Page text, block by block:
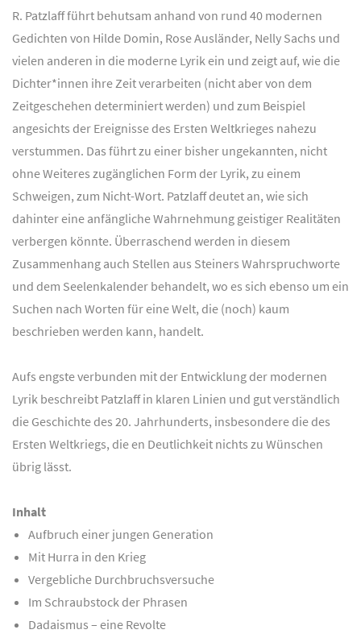
R. Patzlaff führt behutsam anhand von rund 40 modernen
Gedichten von Hilde Domin, Rose Ausländer, Nelly Sachs und
vielen anderen in die moderne Lyrik ein und zeigt auf, wie die
Dichter*innen ihre Zeit verarbeiten (nicht aber von dem
Zeitgeschehen determiniert werden) und zum Beispiel
angesichts der Ereignisse des Ersten Weltkrieges nahezu
verstummen. Das führt zu einer bisher ungekannten, nicht
ohne Weiteres zugänglichen Form der Lyrik, zu einem
Schweigen, zum Nicht-Wort. Patzlaff deutet an, wie sich
dahinter eine anfängliche Wahrnehmung geistiger Realitäten
verbergen könnte. Überraschend werden in diesem
Zusammenhang auch Stellen aus Steiners Wahrspruchworte
und dem Seelenkalender behandelt, wo es sich ebenso um ein
Suchen nach Worten für eine Welt, die (noch) kaum
beschrieben werden kann, handelt.
Aufs engste verbunden mit der Entwicklung der modernen
Lyrik beschreibt Patzlaff in klaren Linien und gut verständlich
die Geschichte des 20. Jahrhunderts, insbesondere die des
Ersten Weltkriegs, die en Deutlichkeit nichts zu Wünschen
übrig lässt.
Inhalt
Aufbruch einer jungen Generation
Mit Hurra in den Krieg
Vergebliche Durchbruchsversuche
Im Schraubstock der Phrasen
Dadaismus – eine Revolte